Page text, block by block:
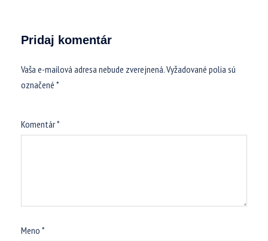
Pridaj komentár
Vaša e-mailová adresa nebude zverejnená.Vyžadované polia sú
označené *
Komentár*
Meno *